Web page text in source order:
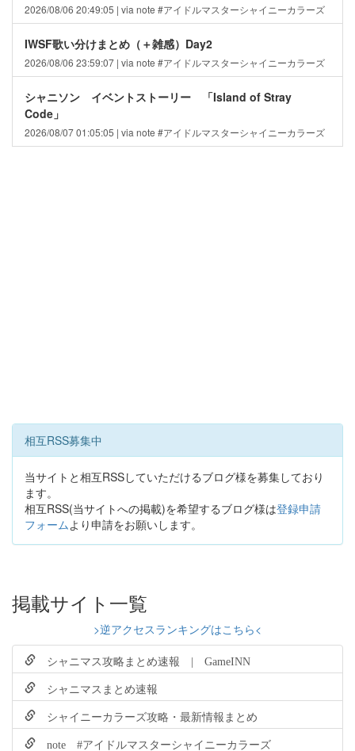
2026/08/06 20:49:05 | via note #アイドルマスターシャイニーカラーズ
IWSF歌い分けまとめ（＋雑感）Day2
2026/08/06 23:59:07 | via note #アイドルマスターシャイニーカラーズ
シャニソン イベントストーリー 「Island of Stray
Code」
2026/08/07 01:05:05 | via note #アイドルマスターシャイニーカラーズ
相互RSS募集中
当サイトと相互RSSしていただけるブログ様を募集しており
ます。
相互RSS(当サイトへの掲載)を希望するブログ様は登録申請
フォームより申請をお願いします。
掲載サイト一覧
>逆アクセスランキングはこちら<
シャニマス攻略まとめ速報 | GameINN
シャニマスまとめ速報
シャイニーカラーズ攻略・最新情報まとめ
note #アイドルマスターシャイニーカラーズ